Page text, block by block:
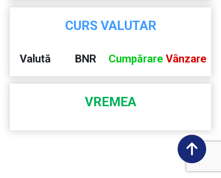
CURS VALUTAR
Valută BNR Cumpărare Vânzare
VREMEA